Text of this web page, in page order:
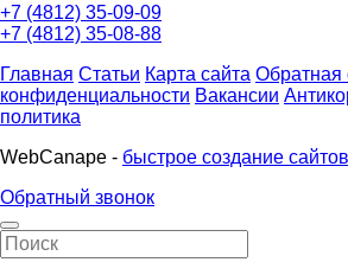
+7 (4812) 35-09-09
+7 (4812) 35-08-88
Главная Статьи Карта сайта Обратная
конфиденциальности Вакансии
политика
WebCanape - быстрое создание сайтов
Обратный звонок